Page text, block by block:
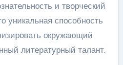
и творческий
уникальная способность
окружающий
литературный талант.